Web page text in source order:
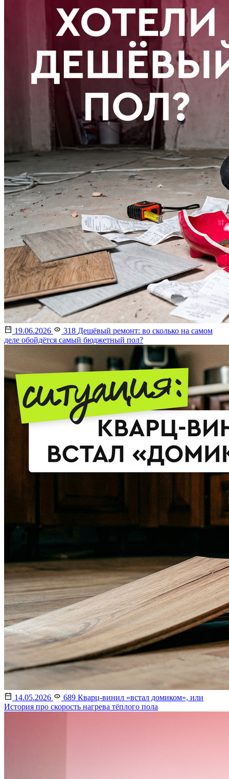
19.06.2026 318 Дешёвый ремонт: во сколько на самом
деле обойдётся самый бюджетный пол?
14.05.2026 689 Кварц-винил «встал домиком», или
История про скорость нагрева тёплого пола